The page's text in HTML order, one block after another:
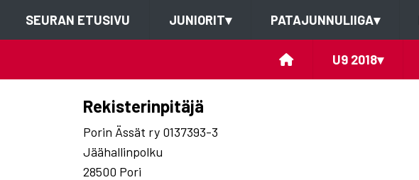
SEURAN ETUSIVU JUNIORIT▾ PATAJUNNULIIGA▾
U9 2018▾
Rekisterinpitäjä
Porin Ässät ry 0137393-3
Jäähallinpolku
28500 Pori